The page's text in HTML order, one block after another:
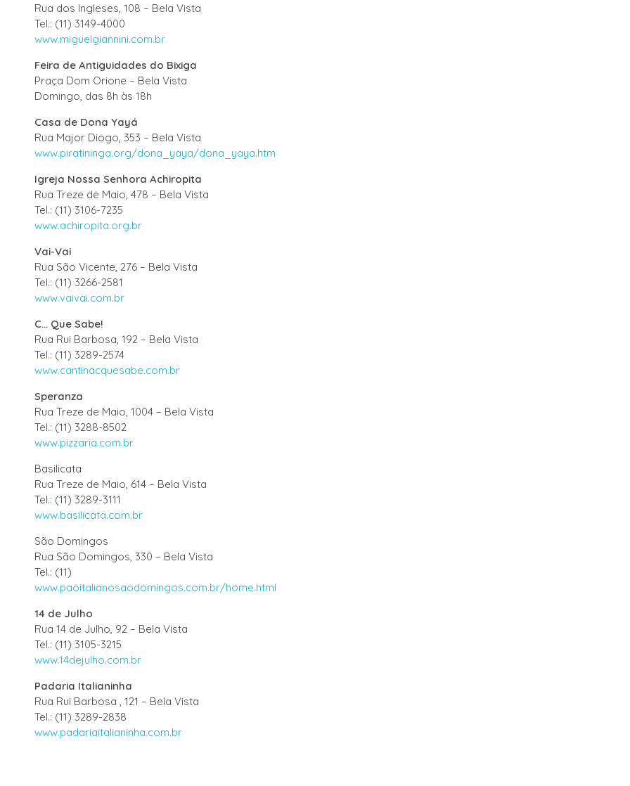
Rua dos Ingleses, 108 – Bela Vista
Tel.: (11) 3149-4000
www.miguelgiannini.com.br
Feira de Antiguidades do Bixiga
Praça Dom Orione – Bela Vista
Domingo, das 8h às 18h
Casa de Dona Yayá
Rua Major Diogo, 353 – Bela Vista
www.piratininga.org/dona_yaya/dona_yaya.htm
Igreja Nossa Senhora Achiropita
Rua Treze de Maio, 478 – Bela Vista
Tel.: (11) 3106-7235
www.achiropita.org.br
Vai-Vai
Rua São Vicente, 276 – Bela Vista
Tel.: (11) 3266-2581
www.vaivai.com.br
C... Que Sabe!
Rua Rui Barbosa, 192 – Bela Vista
Tel.: (11) 3289-2574
www.cantinacquesabe.com.br
Speranza
Rua Treze de Maio, 1004 – Bela Vista
Tel.: (11) 3288-8502
www.pizzaria.com.br
Basilicata
Rua Treze de Maio, 614 – Bela Vista
Tel.: (11) 3289-3111
www.basilicata.com.br
São Domingos
Rua São Domingos, 330 – Bela Vista
Tel.: (11)
www.paoitalianosaodomingos.com.br/home.html
14 de Julho
Rua 14 de Julho, 92 – Bela Vista
Tel.: (11) 3105-3215
www.14dejulho.com.br
Padaria Italianinha
Rua Rui Barbosa , 121 – Bela Vista
Tel.: (11) 3289-2838
www.padariaitalianinha.com.br